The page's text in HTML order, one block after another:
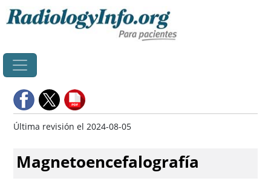
Última revisión el 2024-08-05
Magnetoencefalografía